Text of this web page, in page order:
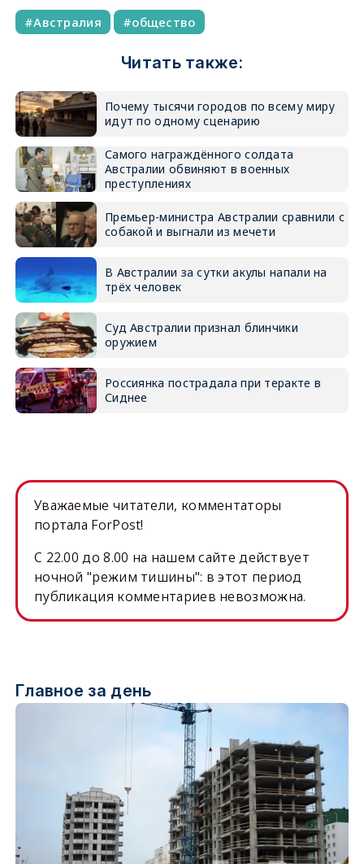
Австралия общество
Читать также:
Почему тысячи городов по всему миру
идут по одному сценарию
Самого награждённого солдата
Австралии обвиняют в военных
преступлениях
Премьер-министра Австралии сравнили с
собакой и выгнали из мечети
В Австралии за сутки акулы напали на
трёх человек
Суд Австралии признал блинчики
оружием
Россиянка пострадала при теракте в
Сиднее
Уважаемые читатели, комментаторы
портала ForPost!
C 22.00 до 8.00 на нашем сайте действует
ночной "режим тишины": в этот период
публикация комментариев невозможна.
Главное за день